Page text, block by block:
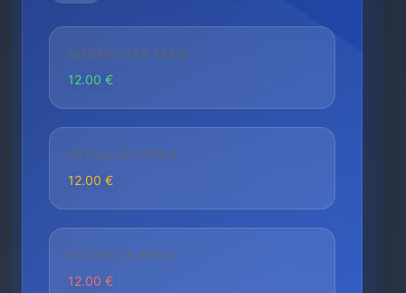
NIEDRIGSTER PREIS
12.00 €
AKTUELLER PREIS
12.00 €
HÖCHSTER PREIS
12.00 €